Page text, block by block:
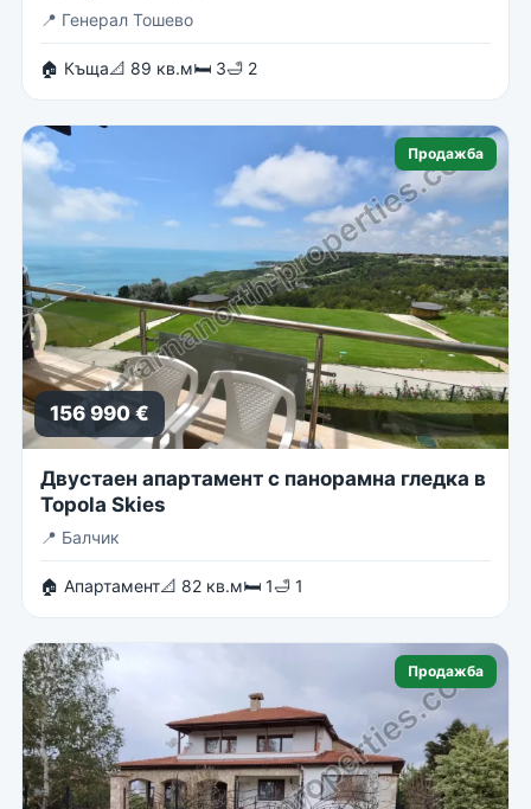
📍 Генерал Тошево
🏠 Къща📐 89 кв.м🛏 3🛁 2
Продажба
156 990 €
Двустаен апартамент с панорамна гледка в
Topola Skies
📍 Балчик
🏠 Апартамент📐 82 кв.м🛏 1🛁 1
Продажба